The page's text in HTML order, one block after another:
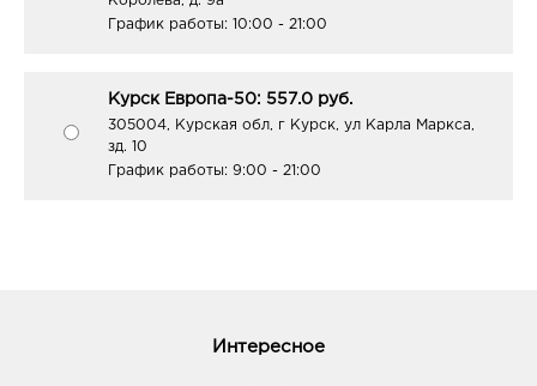
График работы: 10:00 - 21:00
Курск Европа-50: 557.0 руб.
305004, Курская обл, г Курск, ул Карла Маркса,
зд. 10
График работы: 9:00 - 21:00
Интересное